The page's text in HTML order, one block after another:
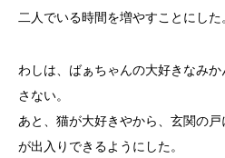
二人でいる時間を増やすことにした
わしは、ばぁちゃんの大好きなみ
さない。
あと、猫が大好きやから、玄関の
が出入りできるようにした。